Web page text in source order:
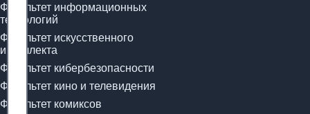
Факультет информационных
технологий
Факультет искусственного
интеллекта
Факультет кибербезопасности
Факультет кино и телевидения
Факультет комиксов